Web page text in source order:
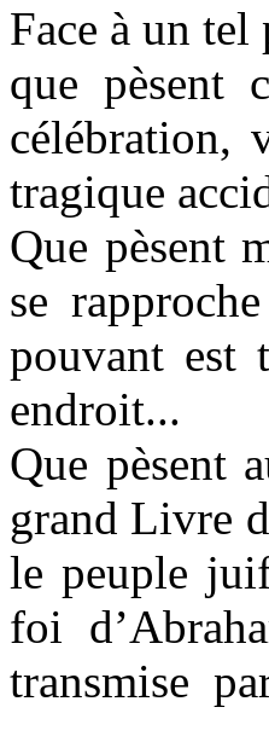
Face à un tel
que pèsent
célébration,
tragique
Que pèsent
se
pouvant est
endroit...
Que pèsent
grand Livre
le peuple
foi
transmise